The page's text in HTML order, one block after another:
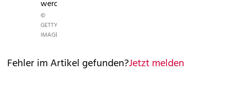
werden.“
©
GETTY
IMAGES
Fehler im Artikel gefunden?Jetzt melden